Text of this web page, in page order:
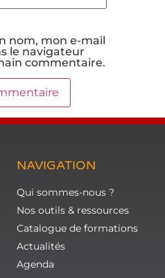
nom, mon e-mail
le navigateur
commentaire.
NAVIGATION
Qui sommes-nous ?
Nos outils & ressources
Catalogue de formations
Actualités
Agenda